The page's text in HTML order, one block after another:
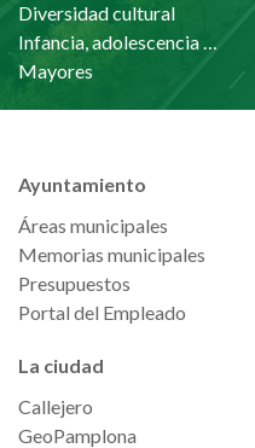
Diversidad cultural
Infancia, adolescencia y familia
Mayores
Ayuntamiento
Áreas municipales
Memorias municipales
Presupuestos
Portal del Empleado
La ciudad
Callejero
GeoPamplona